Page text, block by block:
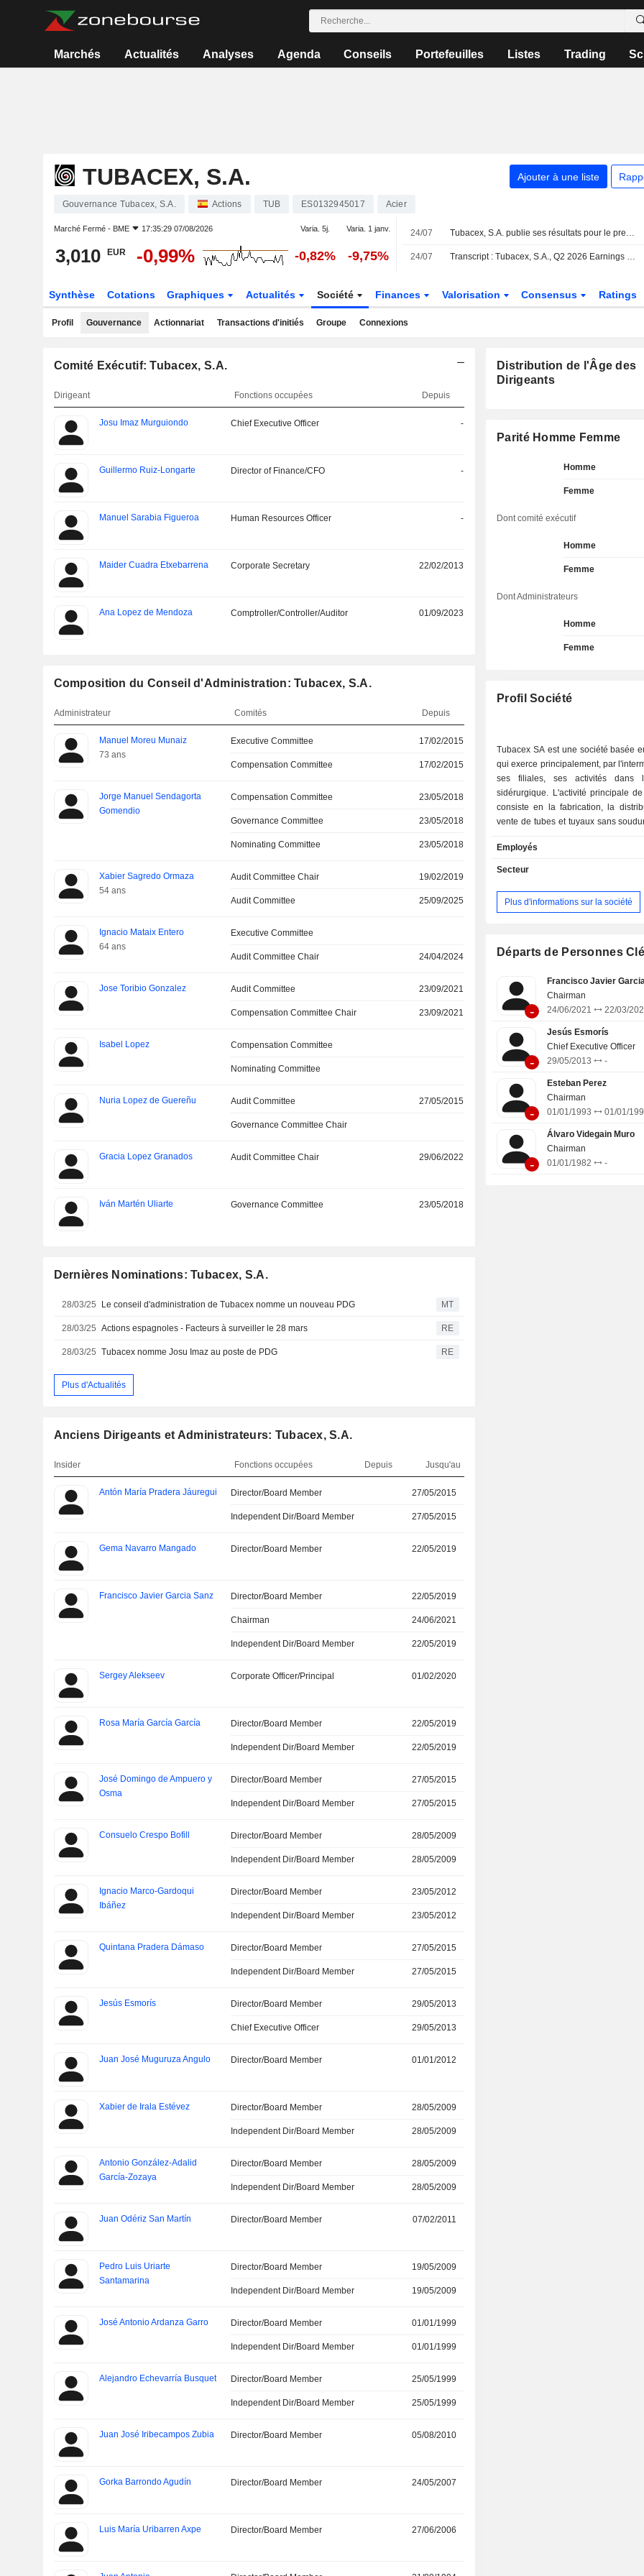
Marchés Actualités Analyses Agenda Conseils Portefeuilles Listes Trading
TUBACEX, S.A. Ajouter à une liste
Gouvernance Tubacex, S.A. Actions TUB ES0132945017 Acier
Marché Fermé - BME 17:35:29 07/08/2026 Varia. 5j. Varia. 1 janv.
3,010 EUR -0,99% -0,82% -9,75%
24/07 Tubacex, S.A. publie ses résultats pour le premier semestre clos le 30 juin 2026
24/07 Transcript : Tubacex, S.A., Q2 2026 Earnings Call, Jul 24, 2026
Synthèse Cotations Graphiques Actualités Société Finances Valorisation Consensus Ratings
Profil Gouvernance Actionnariat Transactions d'initiés Groupe Connexions
Comité Exécutif: Tubacex, S.A.
Dirigeant Fonctions occupées Depuis
Josu Imaz Murguiondo Chief Executive Officer -
Guillermo Ruiz-Longarte Director of Finance/CFO -
Manuel Sarabia Figueroa Human Resources Officer -
Maider Cuadra Etxebarrena Corporate Secretary 22/02/2013
Ana Lopez de Mendoza Comptroller/Controller/Auditor 01/09/2023
Composition du Conseil d'Administration: Tubacex, S.A.
Administrateur Comités Depuis
Manuel Moreu Munaiz
73 ans
Executive Committee 17/02/2015
Compensation Committee 17/02/2015
Jorge Manuel Sendagorta
Gomendio
Compensation Committee 23/05/2018
Governance Committee 23/05/2018
Nominating Committee 23/05/2018
Xabier Sagredo Ormaza
54 ans
Audit Committee Chair 19/02/2019
Audit Committee 25/09/2025
Ignacio Mataix Entero
64 ans
Executive Committee
Audit Committee Chair 24/04/2024
Jose Toribio Gonzalez Audit Committee 23/09/2021
Compensation Committee Chair 23/09/2021
Isabel Lopez Compensation Committee
Nominating Committee
Nuria Lopez de Guereñu Audit Committee 27/05/2015
Governance Committee Chair
Gracia Lopez Granados Audit Committee Chair 29/06/2022
Iván Martén Uliarte Governance Committee 23/05/2018
Dernières Nominations: Tubacex, S.A.
28/03/25 Le conseil d'administration de Tubacex nomme un nouveau PDG MT
28/03/25 Actions espagnoles - Facteurs à surveiller le 28 mars RE
28/03/25 Tubacex nomme Josu Imaz au poste de PDG RE
Plus d'Actualités
Anciens Dirigeants et Administrateurs: Tubacex, S.A.
Insider Fonctions occupées Depuis Jusqu'au
Antón María Pradera Jáuregui Director/Board Member 27/05/2015
Independent Dir/Board Member 27/05/2015
Gema Navarro Mangado Director/Board Member 22/05/2019
Francisco Javier Garcia Sanz Director/Board Member 22/05/2019
Chairman 24/06/2021
Independent Dir/Board Member 22/05/2019
Sergey Alekseev Corporate Officer/Principal 01/02/2020
Rosa María García García Director/Board Member 22/05/2019
Independent Dir/Board Member 22/05/2019
José Domingo de Ampuero y
Osma
Director/Board Member 27/05/2015
Independent Dir/Board Member 27/05/2015
Consuelo Crespo Bofill Director/Board Member 28/05/2009
Independent Dir/Board Member 28/05/2009
Ignacio Marco-Gardoqui
Ibáñez
Director/Board Member 23/05/2012
Independent Dir/Board Member 23/05/2012
Quintana Pradera Dámaso Director/Board Member 27/05/2015
Independent Dir/Board Member 27/05/2015
Jesús Esmorís Director/Board Member 29/05/2013
Chief Executive Officer 29/05/2013
Juan José Muguruza Angulo Director/Board Member 01/01/2012
Xabier de Irala Estévez Director/Board Member 28/05/2009
Independent Dir/Board Member 28/05/2009
Antonio González-Adalid
García-Zozaya
Director/Board Member 28/05/2009
Independent Dir/Board Member 28/05/2009
Juan Odériz San Martín Director/Board Member 07/02/2011
Pedro Luis Uriarte
Santamarina
Director/Board Member 19/05/2009
Independent Dir/Board Member 19/05/2009
José Antonio Ardanza Garro Director/Board Member 01/01/1999
Independent Dir/Board Member 01/01/1999
Alejandro Echevarría Busquet Director/Board Member 25/05/1999
Independent Dir/Board Member 25/05/1999
Juan José Iribecampos Zubia Director/Board Member 05/08/2010
Gorka Barrondo Agudín Director/Board Member 24/05/2007
Luis María Uribarren Axpe Director/Board Member 27/06/2006
Distribution de l'Âge des
Dirigeants
Parité Homme Femme
Homme
Femme
Dont comité exécutif
Homme
Femme
Dont Administrateurs
Homme
Femme
Profil Société
Tubacex SA est une société basée
qui exerce principalement, par
ses filiales, ses activités dans
sidérurgique. L'activité principale
consiste en la fabrication, la
vente de tubes et tuyaux sans
comprend également des barres
l'acier et des raccords. Elle exerce
est la société mère du Grupo
groupe qui comprend
Bleckmann Edelstahlrohr Immobilien
Métaux Inox Services SAS, entre
Employés
Secteur
Plus d'informations sur la société
Départs de Personnes
-
Francisco Javier
Chairman
24/06/2021
22/03/
-
Jesús Esmorís
Chief Executive Officer
29/05/2013
-
-
Esteban Perez
Chairman
01/01/1993
01/01/
-
Álvaro Videgain Muro
Chairman
01/01/1982
-